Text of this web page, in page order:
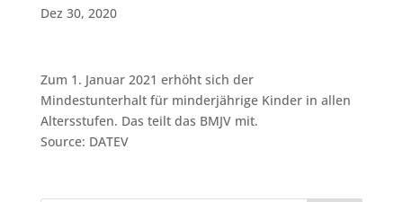
Dez 30, 2020
Zum 1. Januar 2021 erhöht sich der
Mindestunterhalt für minderjährige Kinder in allen
Altersstufen. Das teilt das BMJV mit.
Source: DATEV